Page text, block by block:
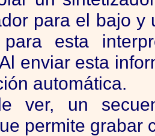
para el bajo
para esta
enviar esta
automática.
ver, un
permite grabar